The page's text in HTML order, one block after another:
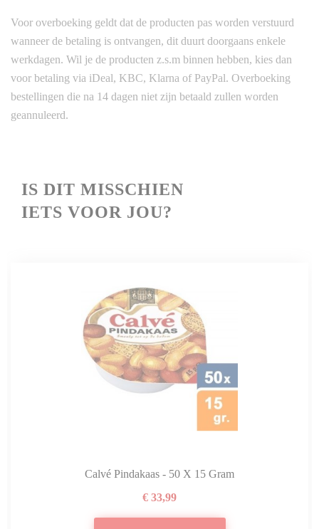
Voor overboeking geldt dat de producten pas worden verstuurd
wanneer de betaling is ontvangen, dit duurt doorgaans enkele
werkdagen. Wil je de producten z.s.m binnen hebben, kies dan
voor betaling via iDeal, KBC, Klarna of PayPal. Overboeking
bestellingen die na 14 dagen niet zijn betaald zullen worden
geannuleerd.
IS DIT MISSCHIEN
IETS VOOR JOU?
Calvé Pindakaas - 50 X 15 Gram
€ 33,99